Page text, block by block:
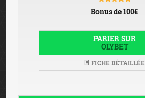
Bonus de 100€
PARIER SUR
OLYBET
FICHE DÉTAILLÉE